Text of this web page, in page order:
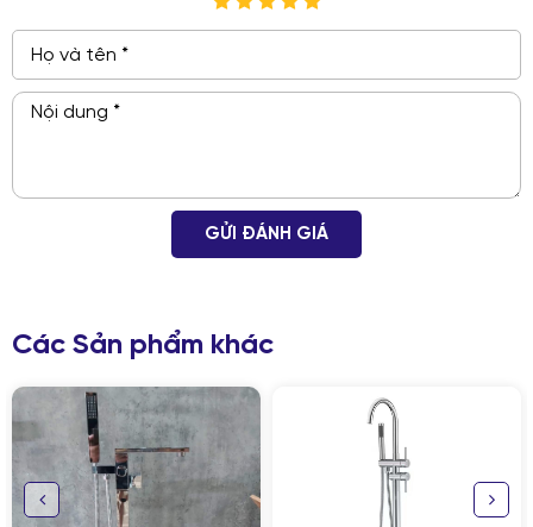
GỬI ĐÁNH GIÁ
Các Sản phẩm khác